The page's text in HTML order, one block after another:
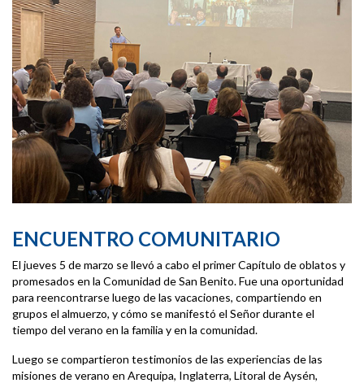
ENCUENTRO COMUNITARIO
El jueves 5 de marzo se llevó a cabo el primer Capítulo de oblatos y
promesados en la Comunidad de San Benito. Fue una oportunidad
para reencontrarse luego de las vacaciones, compartiendo en
grupos el almuerzo, y cómo se manifestó el Señor durante el
tiempo del verano en la familia y en la comunidad.
Luego se compartieron testimonios de las experiencias de las
misiones de verano en Arequipa, Inglaterra, Litoral de Aysén,